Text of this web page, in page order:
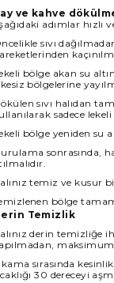
ve kahve
adımlar hızlı
sıvı
bölge akan su
bölgelerine
sıvı halıdan
sadece
bölge yeniden su
sonrasında,
temiz ve kusur
bölge
Temizlik
derin temizliğe
maksimum
sırasında
30 dereceyi